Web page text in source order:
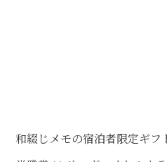
和綴じメモの宿泊者限定ギフ